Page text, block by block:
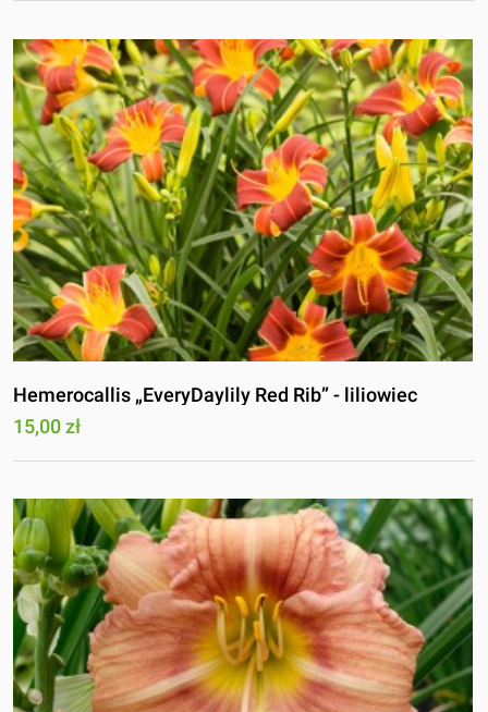
Hemerocallis „EveryDaylily Red Rib” - liliowiec
15,00 zł